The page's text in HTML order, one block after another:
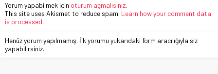
Yorum yapabilmek için oturum açmalısınız.
This site uses Akismet to reduce spam. Learn how your comment data
is processed.
Henüz yorum yapılmamış. İlk yorumu yukarıdaki form aracılığıyla siz
yapabilirsiniz.